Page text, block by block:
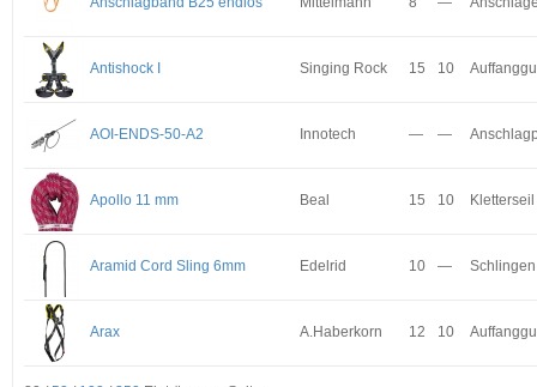
Antishock I Singing Rock 15 10
AOI-ENDS-50-A2 Innotech — —
Apollo 11 mm Beal 15 10 Kletterseil
Aramid Cord Sling 6mm Edelrid 10 —
Arax A.Haberkorn 12 10